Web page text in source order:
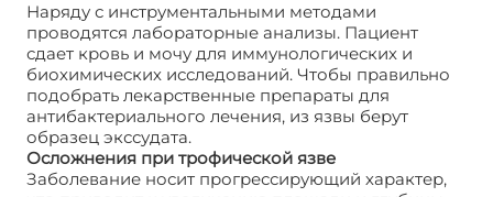
Наряду с инструментальными методами
проводятся лабораторные анализы. Пациент
сдает кровь и мочу для иммунологических и
биохимических исследований. Чтобы правильно
подобрать лекарственные препараты для
антибактериального лечения, из язвы берут
образец экссудата.
Осложнения при трофической язве
Заболевание носит прогрессирующий характер,